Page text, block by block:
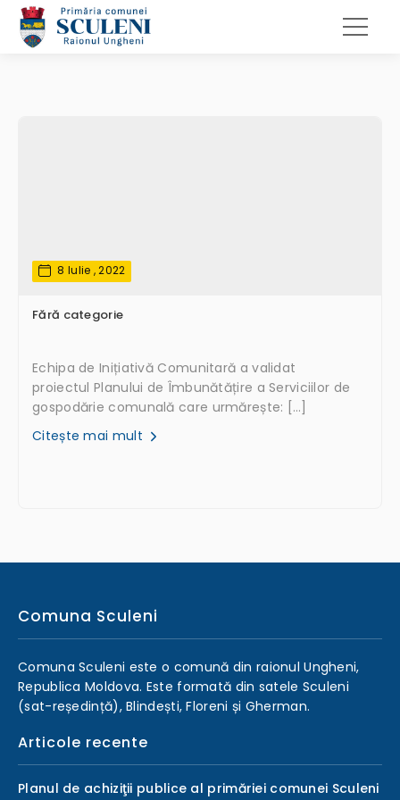
8 Iulie , 2022
Fără categorie
Echipa de Inițiativă Comunitară a validat
proiectul Planului de Îmbunătățire a Serviciilor de
gospodărie comunală care urmărește: […]
Citește mai mult
Comuna Sculeni
Comuna Sculeni este o comună din raionul Ungheni,
Republica Moldova. Este formată din satele Sculeni
(sat-reședință), Blindești, Floreni și Gherman.
Articole recente
Planul de achiziţii publice al primăriei comunei Sculeni